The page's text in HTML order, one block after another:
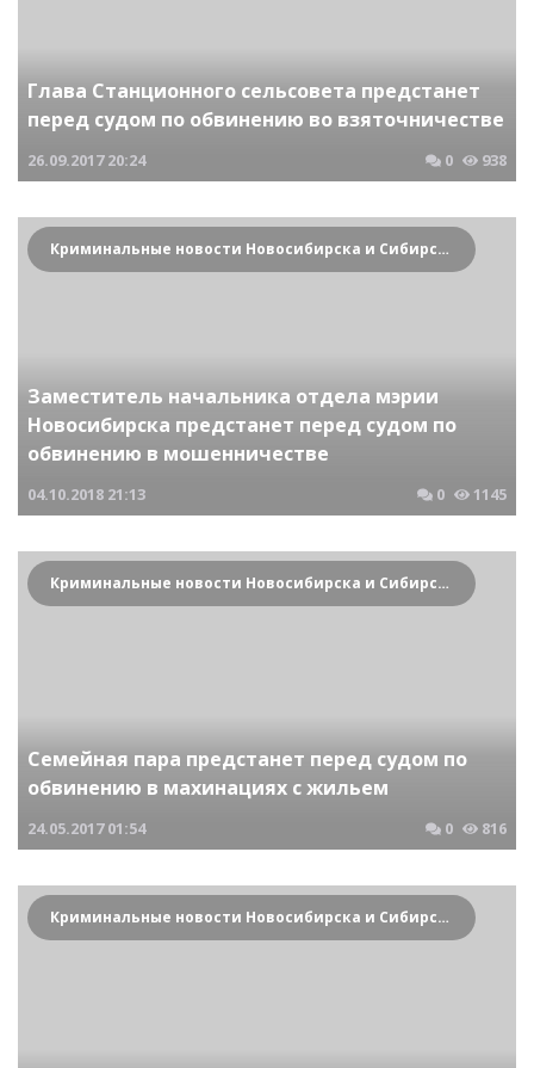
Глава Станционного сельсовета предстанет
перед судом по обвинению во взяточничестве
26.09.2017 20:24 0 938
Криминальные новости Новосибирска и Сибирского региона
Заместитель начальника отдела мэрии
Новосибирска предстанет перед судом по
обвинению в мошенничестве
04.10.2018 21:13 0 1145
Криминальные новости Новосибирска и Сибирского региона
Семейная пара предстанет перед судом по
обвинению в махинациях с жильем
24.05.2017 01:54 0 816
Криминальные новости Новосибирска и Сибирского региона